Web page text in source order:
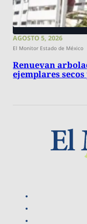
AGOSTO 5, 2026
El Monitor Estado de México
Renuevan
ejemplares